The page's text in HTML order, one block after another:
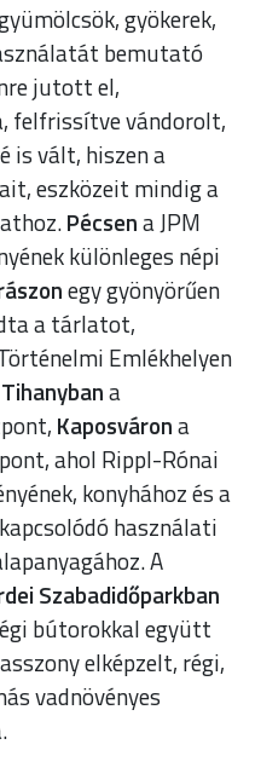
gyökerek,
bemutató
jutott el,
felfrissítve vándorolt,
is vált, hiszen a
eszközeit mindig a
Pécsena JPM
különleges népi
egy gyönyörűen
a tárlatot,
Emlékhelyen
Tihanybana
Kaposvárona
ahol Rippl-Rónai
konyhához és a
használati
A
Szabadidőparkban
bútorokkal együtt
elképzelt, régi,
vadnövényes